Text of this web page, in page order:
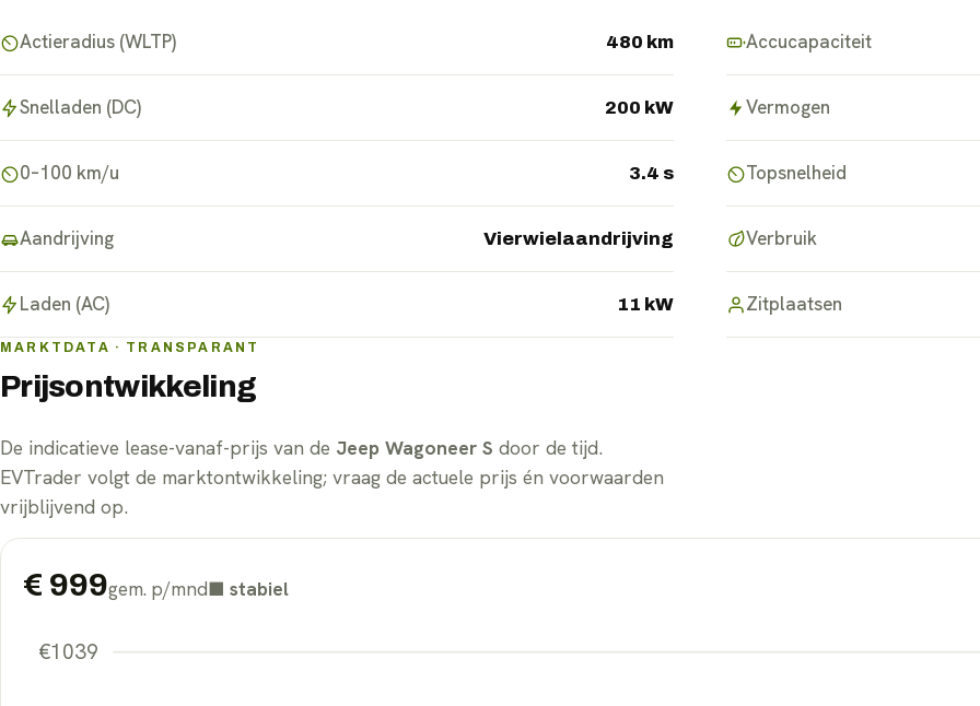
Actieradius (WLTP) 480 km Accucapaciteit
Snelladen (DC) 200 kW Vermogen
0–100 km/u 3.4 s Topsnelheid
Aandrijving Vierwielaandrijving Verbruik
Laden (AC) 11 kW Zitplaatsen
MARKTDATA · TRANSPARANT
Prijsontwikkeling
De indicatieve lease-vanaf-prijs van de Jeep Wagoneer S door de tijd.
EVTrader volgt de marktontwikkeling; vraag de actuele prijs én voorwaarden
vrijblijvend op.
€ 999gem. p/mnd■ stabiel
€1039